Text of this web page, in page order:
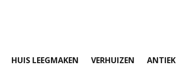
HUIS LEEGMAKEN VERHUIZEN ANTIEK